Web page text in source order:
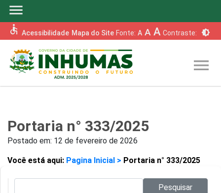
menu
accessible Acessibilidade Mapa do Site Fonte: A A A Contraste: brightness_6
menu
Portaria n° 333/2025
Postado em: 12 de fevereiro de 2026
Você está aqui: Pagina Inicial > Portaria n° 333/2025
Pesquisar